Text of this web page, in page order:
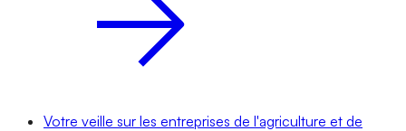
Votre veille sur les entreprises de l'agriculture et de